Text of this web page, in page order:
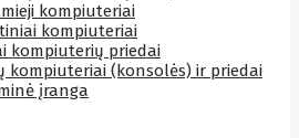
kompiuteriai
kompiuteriai
kompiuterių priedai
kompiuteriai (konsolės) ir priedai
įranga